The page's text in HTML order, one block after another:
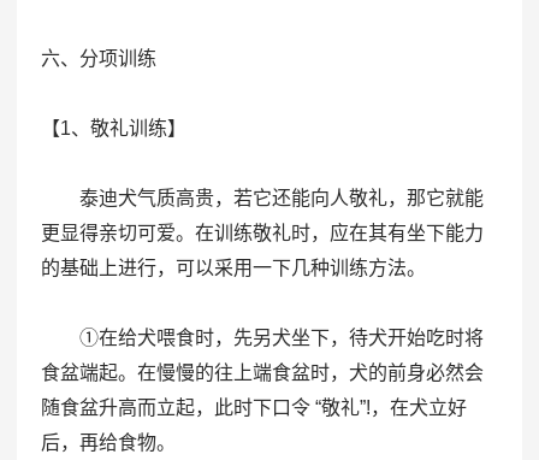
六、分项训练
【1、敬礼训练】
泰迪犬气质高贵，若它还能向人敬礼，那它就能
更显得亲切可爱。在训练敬礼时，应在其有坐下能力
的基础上进行，可以采用一下几种训练方法。
①在给犬喂食时，先另犬坐下，待犬开始吃时将
食盆端起。在慢慢的往上端食盆时，犬的前身必然会
随食盆升高而立起，此时下口令 “敬礼”!，在犬立好
后，再给食物。